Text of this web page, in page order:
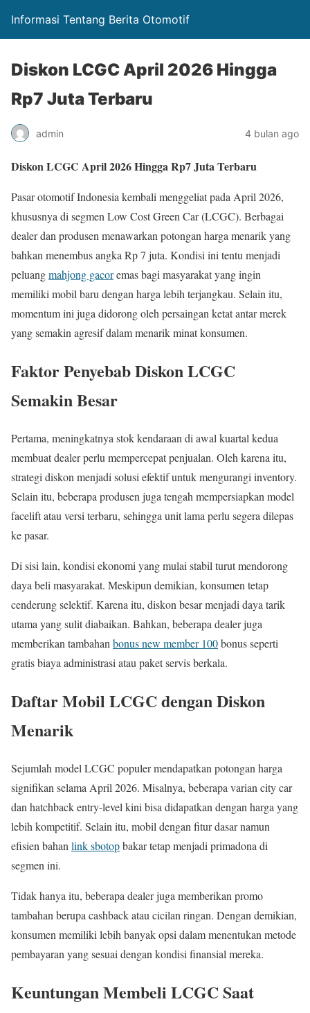
Informasi Tentang Berita Otomotif
Diskon LCGC April 2026 Hingga
Rp7 Juta Terbaru
admin 4 bulan ago
Diskon LCGC April 2026 Hingga Rp7 Juta Terbaru
Pasar otomotif Indonesia kembali menggeliat pada April 2026,
khususnya di segmen Low Cost Green Car (LCGC). Berbagai
dealer dan produsen menawarkan potongan harga menarik yang
bahkan menembus angka Rp 7 juta. Kondisi ini tentu menjadi
peluangmahjong gacoremas bagi masyarakat yang ingin
memiliki mobil baru dengan harga lebih terjangkau. Selain itu,
momentum ini juga didorong oleh persaingan ketat antar merek
yang semakin agresif dalam menarik minat konsumen.
Faktor Penyebab Diskon LCGC
Semakin Besar
Pertama, meningkatnya stok kendaraan di awal kuartal kedua
membuat dealer perlu mempercepat penjualan. Oleh karena itu,
strategi diskon menjadi solusi efektif untuk mengurangi inventory.
Selain itu, beberapa produsen juga tengah mempersiapkan model
facelift atau versi terbaru, sehingga unit lama perlu segera dilepas
ke pasar.
Di sisi lain, kondisi ekonomi yang mulai stabil turut mendorong
daya beli masyarakat. Meskipun demikian, konsumen tetap
cenderung selektif. Karena itu, diskon besar menjadi daya tarik
utama yang sulit diabaikan. Bahkan, beberapa dealer juga
memberikan tambahan bonus new member 100bonus seperti
gratis biaya administrasi atau paket servis berkala.
Daftar Mobil LCGC dengan Diskon
Menarik
Sejumlah model LCGC populer mendapatkan potongan harga
signifikan selama April 2026. Misalnya, beberapa varian city car
dan hatchback entry-level kini bisa didapatkan dengan harga yang
lebih kompetitif. Selain itu, mobil dengan fitur dasar namun
efisien bahan link sbotopbakar tetap menjadi primadona di
segmen ini.
Tidak hanya itu, beberapa dealer juga memberikan promo
tambahan berupa cashback atau cicilan ringan. Dengan demikian,
konsumen memiliki lebih banyak opsi dalam menentukan metode
pembayaran yang sesuai dengan kondisi finansial mereka.
Keuntungan Membeli LCGC Saat